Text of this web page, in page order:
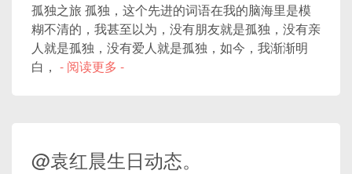
孤独之旅 孤独，这个先进的词语在我的脑海里是模
糊不清的，我甚至以为，没有朋友就是孤独，没有亲
人就是孤独，没有爱人就是孤独，如今，我渐渐明
白， - 阅读更多 -
@袁红晨生日动态。